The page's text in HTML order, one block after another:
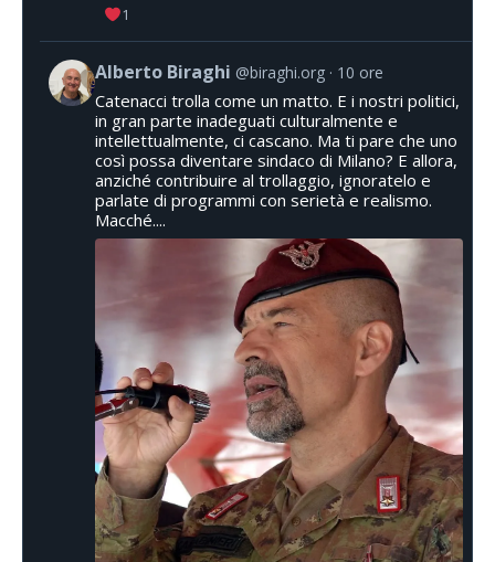
1
Alberto Biraghi @biraghi.org 10 ore
Catenacci trolla come un matto. E i nostri politici,
in gran parte inadeguati culturalmente e
intellettualmente, ci cascano. Ma ti pare che uno
così possa diventare sindaco di Milano? E allora,
anziché contribuire al trollaggio, ignoratelo e
parlate di programmi con serietà e realismo.
Macché....